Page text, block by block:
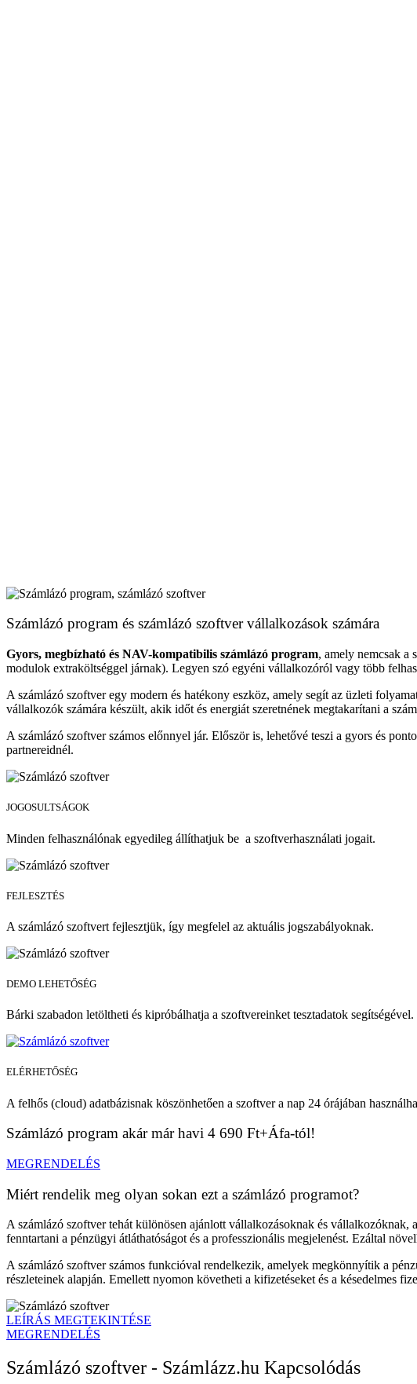
Számlázó program és számlázó szoftver vállalkozások számára
Gyors, megbízható és NAV-kompatibilis számlázó program, amely nemcsak a
modulok extraköltséggel járnak). Legyen szó egyéni vállalkozóról vagy több
A számlázó szoftver egy modern és hatékony eszköz, amely segít az üzleti
vállalkozók számára készült, akik időt és energiát szeretnének megtakarítani a
A számlázó szoftver számos előnnyel jár. Először is, lehetővé teszi a gyors és
partnereidnél.
JOGOSULTSÁGOK
Minden felhasználónak egyedileg állíthatjuk be a szoftverhasználati jogait.
FEJLESZTÉS
A számlázó szoftvert fejlesztjük, így megfelel az aktuális jogszabályoknak.
DEMO LEHETŐSÉG
Bárki szabadon letöltheti és kipróbálhatja a szoftvereinket tesztadatok segítségével.
ELÉRHETŐSÉG
A felhős (cloud) adatbázisnak köszönhetően a szoftver a nap 24 órájában
Számlázó program akár már havi 4 690 Ft+Áfa-tól!
MEGRENDELÉS
Miért rendelik meg olyan sokan ezt a számlázó programot?
A számlázó szoftver tehát különösen ajánlott vállalkozásoknak és
fenntartani a pénzügyi átláthatóságot és a professzionális megjelenést. Ezáltal
A számlázó szoftver számos funkcióval rendelkezik, amelyek megkönnyítik a
részleteinek alapján. Emellett nyomon követheti a kifizetéseket és a késedelmes
LEÍRÁS MEGTEKINTÉSE
MEGRENDELÉS
Számlázó szoftver - Számlázz.hu Kapcsolódás